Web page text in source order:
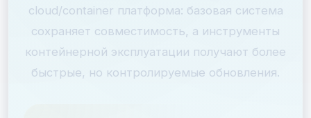
cloud/container платформа: базовая система
сохраняет совместимость, а инструменты
контейнерной эксплуатации получают более
быстрые, но контролируемые обновления.